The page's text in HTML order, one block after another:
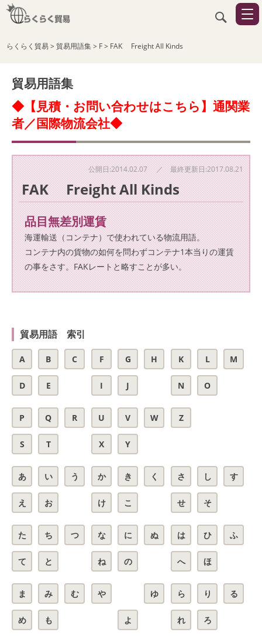
らくらく貿易> 貿易用語集> F> FAK Freight All Kinds
貿易用語集
◆【見積・お問い合わせはこちら】通関業
者／国際物流会社◆
公開日:2014.02.07 ／ 最終更新日:2017.08.21
FAK Freight All Kinds
品目無差別運賃
海運輸送（コンテナ）で使われている物流用語。
コンテナ内の貨物の如何を問わずコンテナ1本当りの運賃
の事をさす。FAKレートと略すことが多い。
貿易用語 索引
A B C
D E
F G H
I J
K L M
N O
P Q R
S T
U V W
X Y
Z
あ い う
え お
か き く
け こ
さ し す
せ そ
た ち つ
て と
な に ぬ
ね の
は ひ ふ
へ ほ
ま み む
め も
や ゆ
よ
ら り る
れ ろ